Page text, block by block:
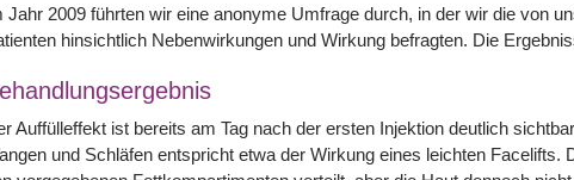
Jahr 2009 führten wir eine anonyme Umfrage durch, in der wir die von
hinsichtlich Nebenwirkungen und Wirkung befragten. Die
Auffülleffekt ist bereits am Tag nach der ersten Injektion deutlich
und Schläfen entspricht etwa der Wirkung eines leichten